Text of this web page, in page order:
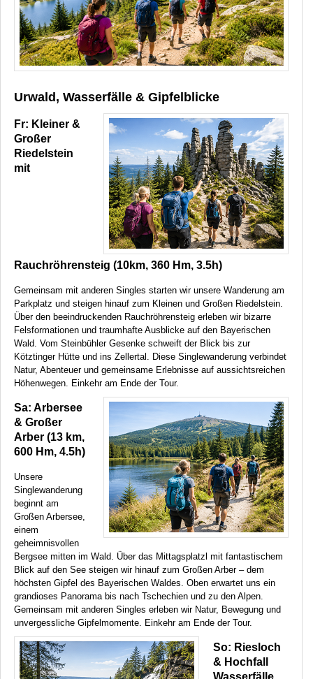
Urwald, Wasserfälle & Gipfelblicke
Fr: Kleiner &
Großer
Riedelstein
mit
Rauchröhrensteig (10km, 360 Hm, 3.5h)
Gemeinsam mit anderen Singles starten wir unsere Wanderung am
Parkplatz und steigen hinauf zum Kleinen und Großen Riedelstein.
Über den beeindruckenden Rauchröhrensteig erleben wir bizarre
Felsformationen und traumhafte Ausblicke auf den Bayerischen
Wald. Vom Steinbühler Gesenke schweift der Blick bis zur
Kötztinger Hütte und ins Zellertal. Diese Singlewanderung verbindet
Natur, Abenteuer und gemeinsame Erlebnisse auf aussichtsreichen
Höhenwegen. Einkehr am Ende der Tour.
Sa: Arbersee
& Großer
Arber (13 km,
600 Hm, 4.5h)
Unsere
Singlewanderung
beginnt am
Großen Arbersee,
einem
geheimnisvollen
Bergsee mitten im Wald. Über das Mittagsplatzl mit fantastischem
Blick auf den See steigen wir hinauf zum Großen Arber – dem
höchsten Gipfel des Bayerischen Waldes. Oben erwartet uns ein
grandioses Panorama bis nach Tschechien und zu den Alpen.
Gemeinsam mit anderen Singles erleben wir Natur, Bewegung und
unvergessliche Gipfelmomente. Einkehr am Ende der Tour.
So: Riesloch
& Hochfall